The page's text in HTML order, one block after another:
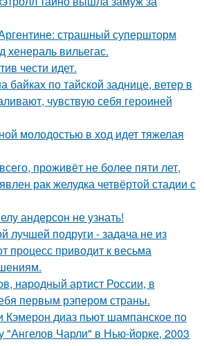
страшный супершторм
хенераль вильегас.
чести идет.
байках по тайской заднице, ветер в
чувствую себя героиней
молодостью в ход идет тяжелая
проживёт не более пяти лет,
рак желудка четвёртой стадии с
андерсон не узнать!
лучшей подруги - задача не из
процесс приводит к весьма
народный артист России, в
первым рэпером страны.
диаз пьют шампанское по
"Ангелов Чарли" в Нью-йорке, 2003